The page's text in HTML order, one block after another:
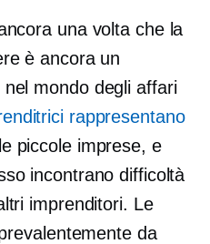
una volta che la
è ancora un
mondo degli affari
rappresentano
piccole imprese, e
incontrano difficoltà
imprenditori. Le
da